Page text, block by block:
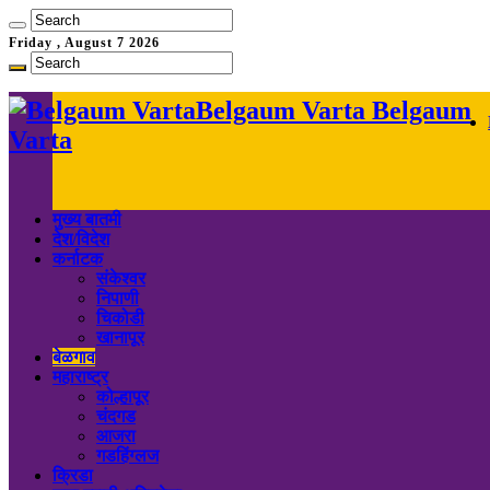
Friday , August 7 2026
Belgaum Varta Belgaum
Varta
मुख्य बातमी
देश/विदेश
कर्नाटक
संकेश्वर
निपाणी
चिकोडी
खानापूर
बेळगाव
महाराष्ट्र
कोल्हापूर
चंदगड
आजरा
गडहिंग्लज
क्रिडा